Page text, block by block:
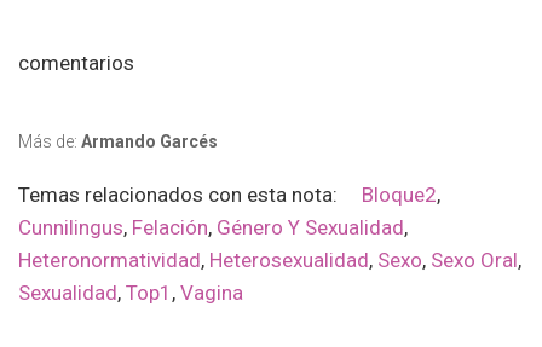
comentarios
Más de: Armando Garcés
Temas relacionados con esta nota: Bloque2,
Cunnilingus, Felación, Género Y Sexualidad,
Heteronormatividad, Heterosexualidad, Sexo, Sexo Oral,
Sexualidad, Top1 , Vagina